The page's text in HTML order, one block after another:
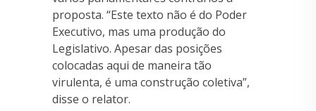
proposta. “Este texto não é do Poder
Executivo, mas uma produção do
Legislativo. Apesar das posições
colocadas aqui de maneira tão
virulenta, é uma construção coletiva”,
disse o relator.